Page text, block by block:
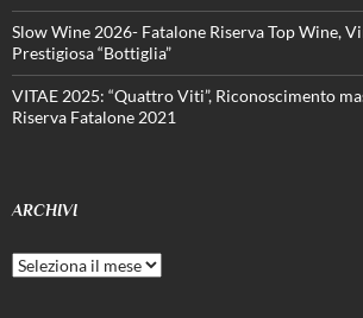
Slow Wine 2026- Fatalone Riserva Top Wine,
Prestigiosa “Bottiglia”
VITAE 2025: “Quattro Viti”, Riconoscimento
Riserva Fatalone 2021
ARCHIVI
Archivi